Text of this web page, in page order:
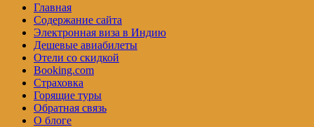
Главная
Содержание сайта
Электронная виза в Индию
Дешевые авиабилеты
Отели со скидкой
Booking.com
Страховка
Горящие туры
Обратная связь
О блоге